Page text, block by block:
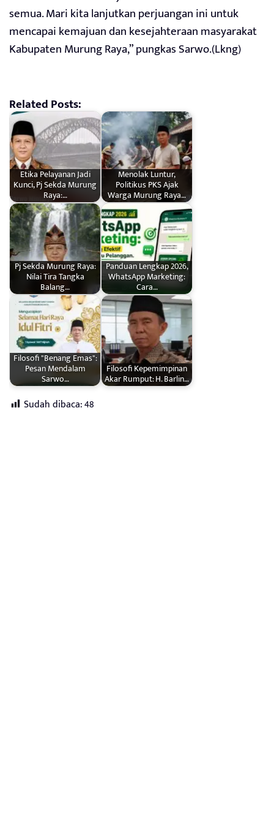
semua. Mari kita lanjutkan perjuangan ini untuk
mencapai kemajuan dan kesejahteraan masyarakat
Kabupaten Murung Raya,” pungkas Sarwo.(Lkng)
Related Posts:
Etika Pelayanan Jadi
Kunci, Pj Sekda Murung
Raya:…
Menolak Luntur,
Politikus PKS Ajak
Warga Murung Raya…
Pj Sekda Murung Raya:
Nilai Tira Tangka
Balang…
Panduan Lengkap 2026,
WhatsApp Marketing:
Cara…
Filosofi "Benang Emas":
Pesan Mendalam
Sarwo…
Filosofi Kepemimpinan
Akar Rumput: H. Barlin…
Sudah dibaca:48